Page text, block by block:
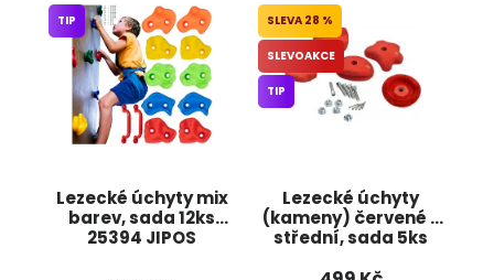
Lezecké úchyty mix
barev, sada 12ks
25394 JIPOS
TIP
Lezecké úchyty
(kameny) červené -
střední, sada 5ks
28 %
SLEVOAKCE
TIP